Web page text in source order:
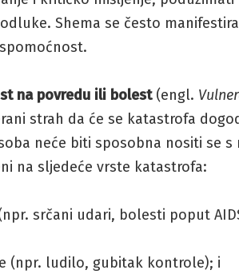
Shema se često
na povredu ili bolest (engl.
strah da će se katastrofa
neće biti sposobna nositi se s
na sljedeće vrste katastrofa:
srčani udari, bolesti poput
(npr. ludilo, gubitak kontrole); i